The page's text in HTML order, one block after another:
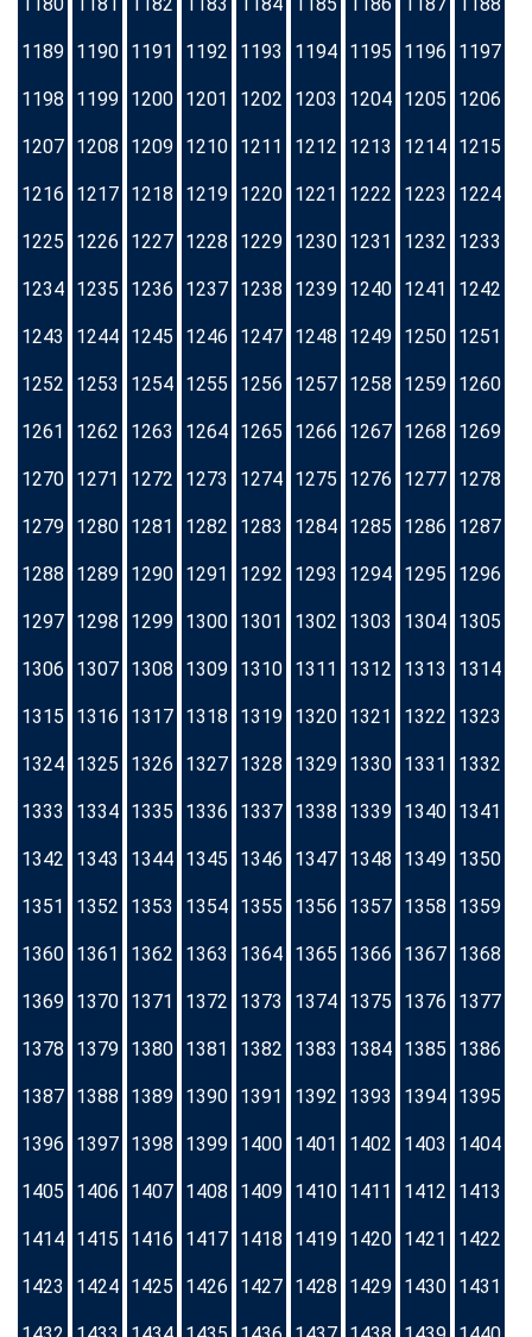
1189 1190 1191 1192 1193 1194 1195 1196 1197
1198 1199 1200 1201 1202 1203 1204 1205 1206
1207 1208 1209 1210 1211 1212 1213 1214 1215
1216 1217 1218 1219 1220 1221 1222 1223 1224
1225 1226 1227 1228 1229 1230 1231 1232 1233
1234 1235 1236 1237 1238 1239 1240 1241 1242
1243 1244 1245 1246 1247 1248 1249 1250 1251
1252 1253 1254 1255 1256 1257 1258 1259 1260
1261 1262 1263 1264 1265 1266 1267 1268 1269
1270 1271 1272 1273 1274 1275 1276 1277 1278
1279 1280 1281 1282 1283 1284 1285 1286 1287
1288 1289 1290 1291 1292 1293 1294 1295 1296
1297 1298 1299 1300 1301 1302 1303 1304 1305
1306 1307 1308 1309 1310 1311 1312 1313 1314
1315 1316 1317 1318 1319 1320 1321 1322 1323
1324 1325 1326 1327 1328 1329 1330 1331 1332
1333 1334 1335 1336 1337 1338 1339 1340 1341
1342 1343 1344 1345 1346 1347 1348 1349 1350
1351 1352 1353 1354 1355 1356 1357 1358 1359
1360 1361 1362 1363 1364 1365 1366 1367 1368
1369 1370 1371 1372 1373 1374 1375 1376 1377
1378 1379 1380 1381 1382 1383 1384 1385 1386
1387 1388 1389 1390 1391 1392 1393 1394 1395
1396 1397 1398 1399 1400 1401 1402 1403 1404
1405 1406 1407 1408 1409 1410 1411 1412 1413
1414 1415 1416 1417 1418 1419 1420 1421 1422
1423 1424 1425 1426 1427 1428 1429 1430 1431